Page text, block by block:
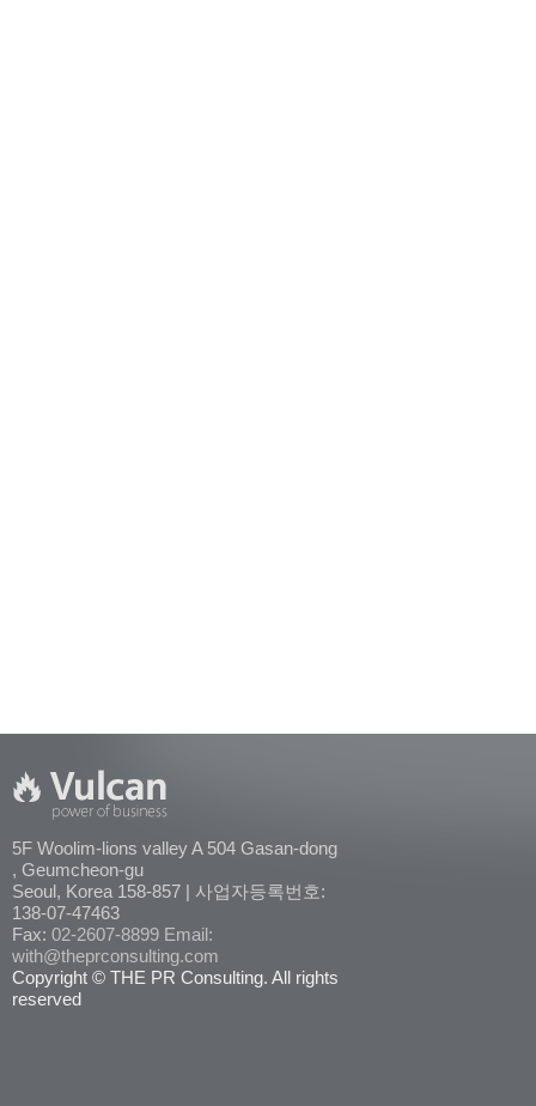
5F Woolim-lions valley A 504 Gasan-dong
, Geumcheon-gu
Seoul, Korea 158-857 | 사업자등록번호:
138-07-47463
Fax: 02-2607-8899 Email:
with@theprconsulting.com
Copyright © THE PR Consulting. All rights
reserved